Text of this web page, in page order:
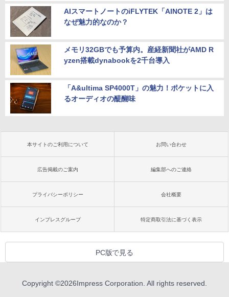
AIスマートノートのiFLYTEK「AINOTE 2」は
なぜ魅力的なのか？
メモリ32GBでも予算内。産経新聞社がAMD R
yzen搭載dynabookを2千台導入
「A&ultima SP4000T」の魅力！ポケットに入
るオーディオの醍醐味
本サイトのご利用について お問い合わせ
広告掲載のご案内 編集部へのご連絡
プライバシーポリシー 会社概要
インプレスグループ 特定商取引法に基づく表示
PC版で見る
Copyright ©2026Impress Corporation. All rights reserved.